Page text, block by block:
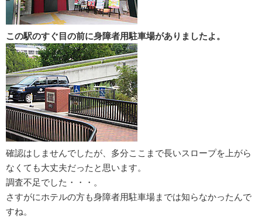
この駅のすぐ目の前に身障者用駐車場がありましたよ。
確認はしませんでしたが、多分ここまで長いスロープを上がら
なくても大丈夫だったと思います。
調査不足でした・・・。
さすがにホテルの方も身障者用駐車場までは知らなかったんで
すね。